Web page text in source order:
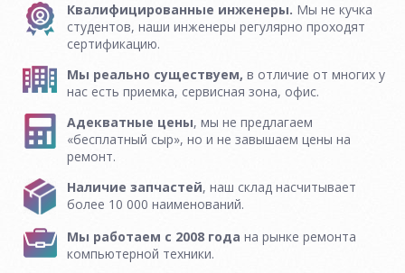
Квалифицированные инженеры. Мы не кучка
студентов, наши инженеры регулярно проходят
сертификацию.
Мы реально существуем, в отличие от многих у
нас есть приемка, сервисная зона, офис.
Адекватные цены, мы не предлагаем
«бесплатный сыр», но и не завышаем цены на
ремонт.
Наличие запчастей, наш склад насчитывает
более 10 000 наименований.
Мы работаем с 2008 года на рынке ремонта
компьютерной техники.